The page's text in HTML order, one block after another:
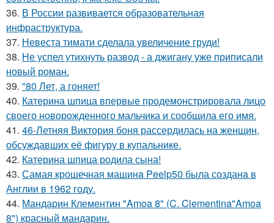
36. В России развивается образовательная
инфраструктура.
37. Невеста тимати сделала увеличение груди!
38. Не успел утихнуть развод - а джигану уже приписали
новый роман.
39. "80 Лет, а гоняет!
40. Катерина шпица впервые продемонстрировала лицо
своего новорожденного мальчика и сообщила его имя.
41. 46-Летняя Виктория боня рассердилась на женщин,
обсуждавших её фигуру в купальнике.
42. Катерина шпица родила сына!
43. Самая крошечная машинa Peelp50 была созданa в
Англии в 1962 году.
44. Мандарин Клементин "Amoa 8" (C. Clementina"Amoa
8") красный мандарин.